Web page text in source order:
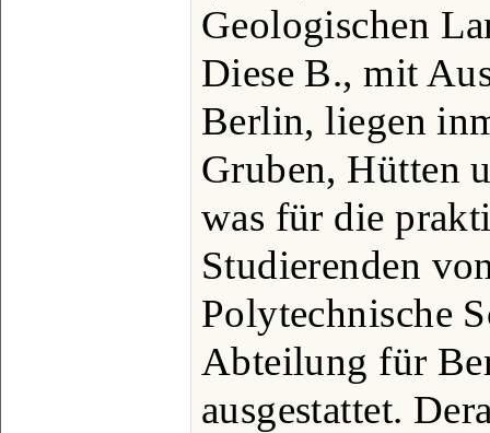
Geologischen
Diese B., mit
Berlin, liegen
Gruben, Hütten
was für die
Studierenden
Polytechnische
Abteilung für
ausgestattet.